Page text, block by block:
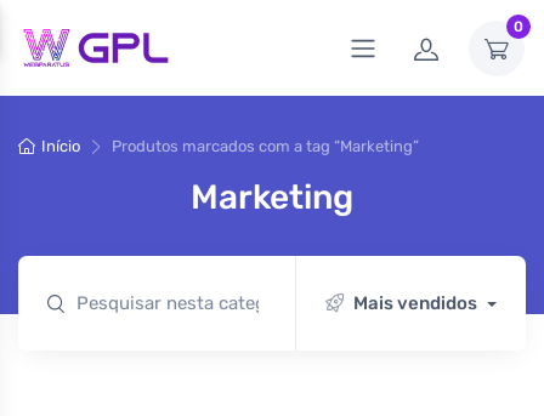
0
Início Produtos marcados com a tag “Marketing”
Marketing
Mais vendidos